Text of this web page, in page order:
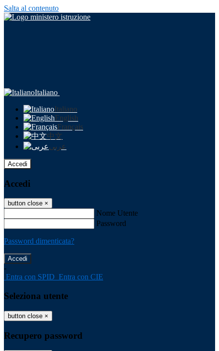
Salta al contenuto
Italiano
Italiano
English
Français
中文
عربى
Accedi
Accedi
button close ×
Nome Utente
Password
Password dimenticata?
-
Entra con SPID Entra con CIE
Seleziona utente
button close ×
Recupero password